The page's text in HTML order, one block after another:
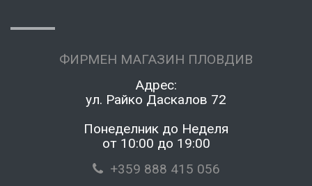
ФИРМЕН МАГАЗИН ПЛОВДИВ
Адрес:
ул. Райко Даскалов 72
Понеделник до Неделя
от 10:00 до 19:00
+359 888 415 056